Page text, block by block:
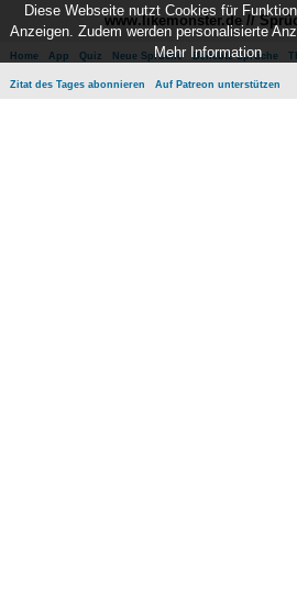
www.likemonster.de //
Home App Quiz Neue Sprüche Beliebte Sprüche
Zitat des Tages abonnieren Auf Patreon unterstützen
Diese Webseite nutzt Cookies für
Anzeigen. Zudem werden personalisierte
Mehr Information